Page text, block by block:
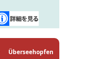
Überseehopfen